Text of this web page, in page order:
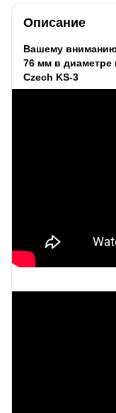
Описание
Вашему вниманию
76 мм в диаметре
Czech KS-3